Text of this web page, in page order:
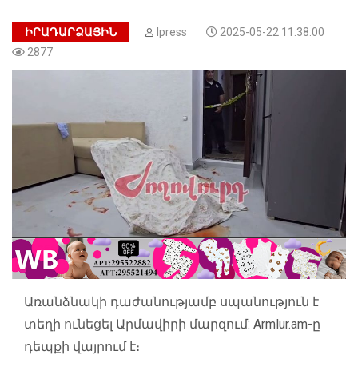
ԻՐԱԴԱՐՁԱՅԻՆ Ipress
2025-05-22 11:38:00
2877
Առանձնակի դաժանությամբ սպանություն է
տեղի ունեցել Արմավիրի մարզում: Armlur.am-ը
դեպքի վայրում է։